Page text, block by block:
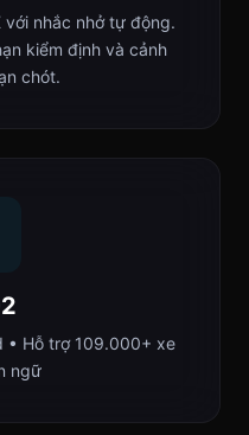
với nhắc nhở tự động.
kiểm định và cảnh
chót.
• Hỗ trợ 109.000+ xe
ngữ